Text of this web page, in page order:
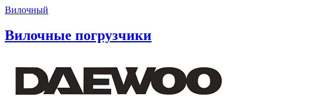
Вилочный
Вилочные погрузчики